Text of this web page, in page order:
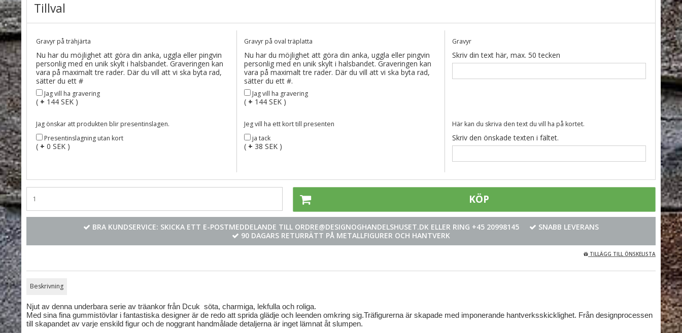
Tillval
Gravyr på trähjärta
Nu har du möjlighet att göra din anka, uggla eller pingvin
personlig med en unik skylt i halsbandet. Graveringen kan
vara på maximalt tre rader. Där du vill att vi ska byta rad,
sätter du ett #
Jag vill ha gravering
( + 144 SEK )
Gravyr på oval träplatta
Nu har du möjlighet att göra din anka, uggla eller pingvin
personlig med en unik skylt i halsbandet. Graveringen kan
vara på maximalt tre rader. Där du vill att vi ska byta rad,
sätter du ett #.
Jag vill ha gravering
( + 144 SEK )
Gravyr
Skriv din text här, max. 50 tecken
Jag önskar att produkten blir presentinslagen.
Presentinslagning utan kort
( + 0 SEK )
Jeg vill ha ett kort till presenten
ja tack
( + 38 SEK )
Här kan du skriva den text du vill ha på kortet.
Skriv den önskade texten i fältet.
KÖP
BRA KUNDSERVICE: SKICKA ETT E-POSTMEDDELANDE TILL ORDRE@DESIGNOGHANDELSHUSET.DK ELLER RING +45 20998145
SNABB LEVERANS
90 DAGARS RETURRÄTT PÅ METALLFIGURER OCH HANTVERK
TILLÄGG TILL ÖNSKELISTA
Beskrivning
Njut av denna underbara serie av träankor från Dcuk söta, charmiga, lekfulla och roliga.
Med sina fina gummistövlar i fantastiska designer är de redo att sprida glädje och leenden omkring sig.Träfigurerna är skapade med imponerande hantverksskicklighet. Från designprocessen
till skapandet av varje enskild figur och de noggrant handmålade detaljerna är inget lämnat åt slumpen.